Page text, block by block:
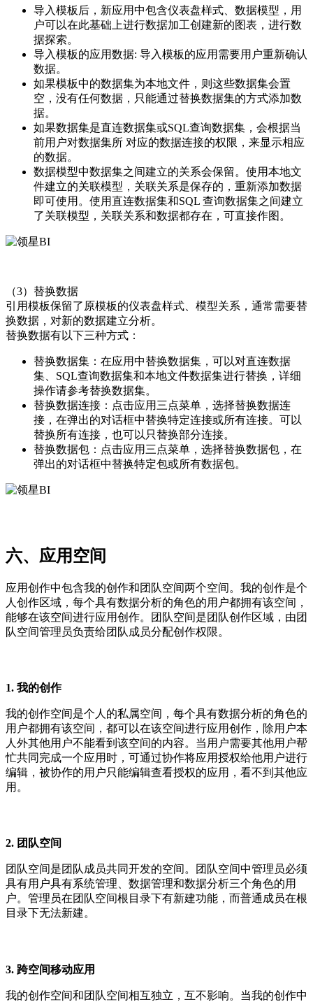
导入模板后，新应用中包含仪表盘样式、数据模型，用
户可以在此基础上进行数据加工创建新的图表，进行数
据探索。
导入模板的应用数据: 导入模板的应用需要用户重新确认
数据。
如果模板中的数据集为本地文件，则这些数据集会置
空，没有任何数据，只能通过替换数据集的方式添加数
据。
如果数据集是直连数据集或SQL查询数据集，会根据当
前用户对数据集所 对应的数据连接的权限，来显示相应
的数据。
数据模型中数据集之间建立的关系会保留。使用本地文
件建立的关联模型，关联关系是保存的，重新添加数据
即可使用。使用直连数据集和SQL 查询数据集之间建立
了关联模型，关联关系和数据都存在，可直接作图。
（3）替换数据
引用模板保留了原模板的仪表盘样式、模型关系，通常需要替
换数据，对新的数据建立分析。
替换数据有以下三种方式：
替换数据集：在应用中替换数据集，可以对直连数据
集、SQL查询数据集和本地文件数据集进行替换，详细
操作请参考替换数据集。
替换数据连接：点击应用三点菜单，选择替换数据连
接，在弹出的对话框中替换特定连接或所有连接。可以
替换所有连接，也可以只替换部分连接。
替换数据包：点击应用三点菜单，选择替换数据包，在
弹出的对话框中替换特定包或所有数据包。
六、应用空间
应用创作中包含我的创作和团队空间两个空间。我的创作是个
人创作区域，每个具有数据分析的角色的用户都拥有该空间，
能够在该空间进行应用创作。团队空间是团队创作区域，由团
队空间管理员负责给团队成员分配创作权限。
1. 我的创作
我的创作空间是个人的私属空间，每个具有数据分析的角色的
用户都拥有该空间，都可以在该空间进行应用创作，除用户本
人外其他用户不能看到该空间的内容。当用户需要其他用户帮
忙共同完成一个应用时，可通过协作将应用授权给他用户进行
编辑，被协作的用户只能编辑查看授权的应用，看不到其他应
用。
2. 团队空间
团队空间是团队成员共同开发的空间。团队空间中管理员必须
具有用户具有系统管理、数据管理和数据分析三个角色的用
户。管理员在团队空间根目录下有新建功能，而普通成员在根
目录下无法新建。
3. 跨空间移动应用
我的创作空间和团队空间相互独立，互不影响。当我的创作中